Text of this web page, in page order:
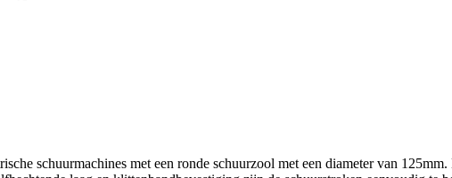
schuurmachines met een ronde schuurzool met een diameter van